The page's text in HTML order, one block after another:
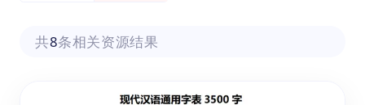
共8条相关资源结果